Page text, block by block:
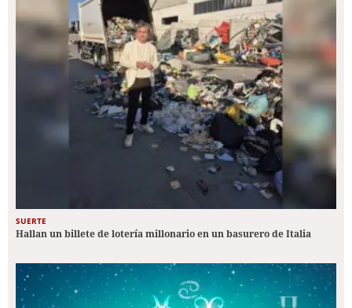
SUERTE
Hallan un billete de lotería millonario en un basurero de Italia